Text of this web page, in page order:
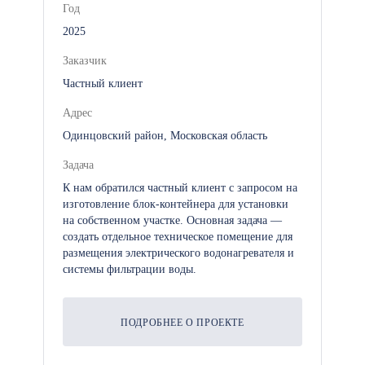
Сборка двухэтажных модульных
зданий осуществляется на нашей
базе площадью 3 200 м². Жесткое
разделение труда по конвейерному
узкопрофильные операции)
позволяет нам выпускать до 20
конструкций в сутки без простоев и
потери качества. Внутренняя отделка
продумана до мелочей: коммерческий
линолеум раскраивается на нашем
широкоформатном станке и
укладывается единым сплошным
полотном, что исключает появление
Год
2025
Заказчик
Частный клиент
Адрес
Одинцовский район, Московская область
Задача
К нам обратился частный клиент с запросом на
изготовление блок-контейнера для установки
на собственном участке. Основная задача —
создать отдельное техническое помещение для
размещения электрического водонагревателя и
системы фильтрации воды.
ПОДРОБНЕЕ О ПРОЕКТЕ